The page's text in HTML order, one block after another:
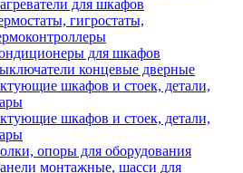
для шкафов
гигростаты,
для шкафов
концевые дверные
шкафов и стоек, детали,
шкафов и стоек, детали,
опоры для оборудования
монтажные, шасси для